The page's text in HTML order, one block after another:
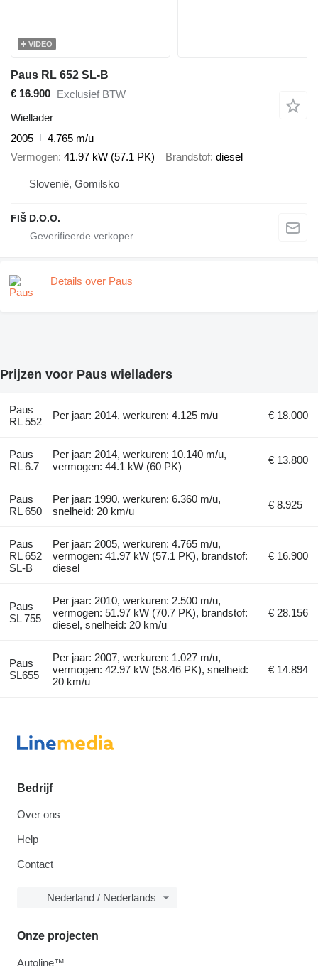
VIDEO
Paus RL 652 SL-B
€ 16.900 Exclusief BTW
Wiellader
2005
4.765 m/u
Vermogen 41.97 kW (57.1 PK) Brandstof diesel
Slovenië, Gomilsko
FIŠ D.O.O.
Details over Paus
Prijzen voor Paus wielladers
Paus
RL 552
Per jaar: 2014, werkuren: 4.125 m/u € 18.000
Paus
RL 6.7
Per jaar: 2014, werkuren: 10.140 m/u,
vermogen: 44.1 kW (60 PK)
€ 13.800
Paus
RL 650
Per jaar: 1990, werkuren: 6.360 m/u,
snelheid: 20 km/u
€ 8.925
Paus
RL 652
SL-B
Per jaar: 2005, werkuren: 4.765 m/u,
vermogen: 41.97 kW (57.1 PK), brandstof:
diesel
€ 16.900
Paus
SL 755
Per jaar: 2010, werkuren: 2.500 m/u,
vermogen: 51.97 kW (70.7 PK), brandstof:
diesel, snelheid: 20 km/u
€ 28.156
Paus
SL655
Per jaar: 2007, werkuren: 1.027 m/u,
vermogen: 42.97 kW (58.46 PK), snelheid:
20 km/u
€ 14.894
Bedrijf
Over ons
Help
Contact
Nederland / Nederlands
Onze projecten
Autoline™